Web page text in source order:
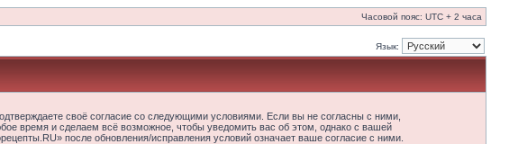
Часовой пояс: UTC + 2 часа
Язык:
своё согласие со следующими условиями. Если вы не согласны с ними,
время и сделаем всё возможное, чтобы уведомить вас об этом, однако с вашей
после обновления/исправления условий означает ваше согласие с ними.